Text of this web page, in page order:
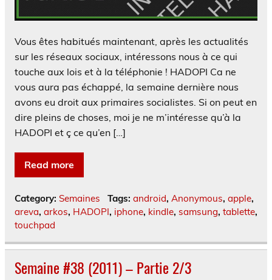
Vous êtes habitués maintenant, après les actualités
sur les réseaux sociaux, intéressons nous à ce qui
touche aux lois et à la téléphonie ! HADOPI Ca ne
vous aura pas échappé, la semaine dernière nous
avons eu droit aux primaires socialistes. Si on peut en
dire pleins de choses, moi je ne m’intéresse qu’à la
HADOPI et ç ce qu’en […]
Read more
Category: Semaines Tags: android, Anonymous, apple,
areva, arkos, HADOPI, iphone, kindle, samsung, tablette,
touchpad
Semaine #38 (2011) – Partie 2/3